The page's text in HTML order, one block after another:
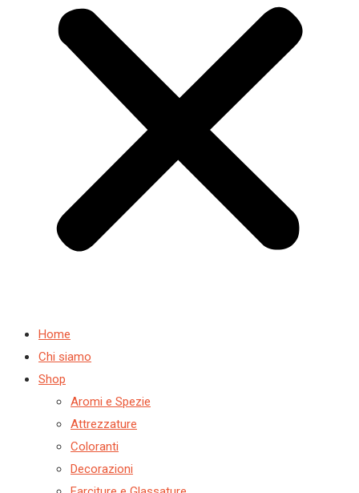
Home
Chi siamo
Shop
Aromi e Spezie
Attrezzature
Coloranti
Decorazioni